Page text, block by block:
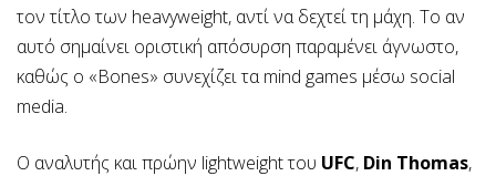
τον τίτλο των heavyweight, αντί να δεχτεί τη μάχη. Το αν
αυτό σημαίνει οριστική απόσυρση παραμένει άγνωστο,
καθώς ο «Bones» συνεχίζει τα mind games μέσω social
media.
Ο αναλυτής και πρώην lightweight του UFC, Din Thomas,